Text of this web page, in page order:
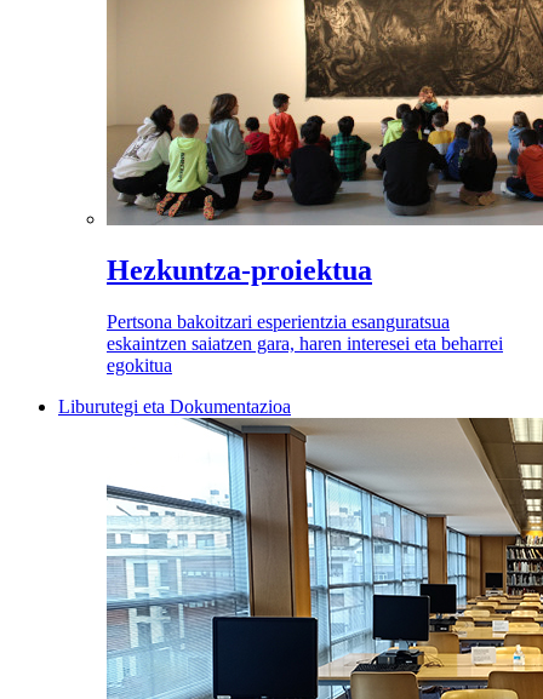
Hezkuntza-proiektua
Pertsona bakoitzari esperientzia esanguratsua
eskaintzen saiatzen gara, haren interesei eta beharrei
egokitua
Liburutegi eta Dokumentazioa